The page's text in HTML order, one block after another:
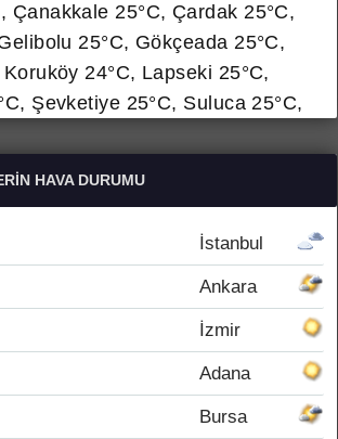
Çanakkale 25°C, Çardak 25°C,
25°C, Gökçeada 25°C,
24°C, Lapseki 25°C,
Şevketiye 25°C, Suluca 25°C,
HAVA DURUMU
İstanbul
Ankara
İzmir
Adana
Bursa